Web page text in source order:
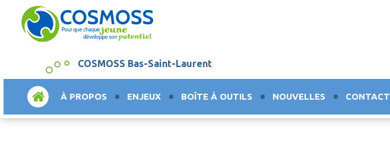
COSMOSS Bas-Saint-Laurent
ACCUEILÀ PROPOS ENJEUX BOÎTE À OUTILS NOUVELLES CONTACT